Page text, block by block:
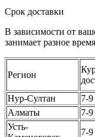
Срок доставки
В зависимости от
занимает разное
Регион
Нур-Султан
7-
Алматы
7-
Усть-
7-